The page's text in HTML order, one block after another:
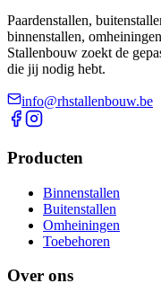
Paardenstallen,
binnenstallen,
Stallenbouw zoekt de
die jij nodig hebt.
info@rhstallenbouw.be
Producten
Binnenstallen
Buitenstallen
Omheiningen
Toebehoren
Over ons